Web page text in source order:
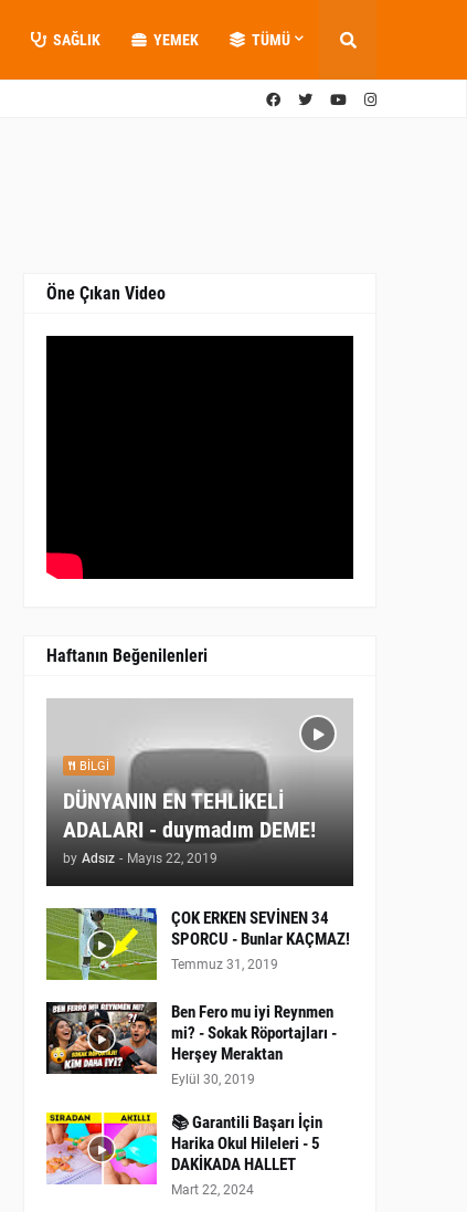
SAĞLIK YEMEK TÜMÜ
Öne Çıkan Video
Haftanın Beğenilenleri
BILGI
DÜNYANIN EN TEHLİKELİ
ADALARI - duymadım DEME!
by Adsız - Mayıs 22, 2019
ÇOK ERKEN SEVİNEN 34
SPORCU - Bunlar KAÇMAZ!
Temmuz 31, 2019
Ben Fero mu iyi Reynmen
mi? - Sokak Röportajları -
Herşey Meraktan
Eylül 30, 2019
📚 Garantili Başarı İçin
Harika Okul Hileleri - 5
DAKİKADA HALLET
Mart 22, 2024